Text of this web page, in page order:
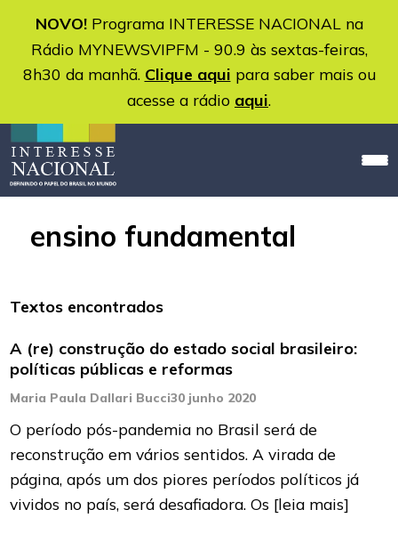
NOVO!Programa INTERESSE NACIONAL na
Rádio MYNEWSVIPFM - 90.9 às sextas-feiras,
8h30 da manhã. Clique aqui para saber mais ou
acesse a rádio aqui.
ensino fundamental
Textos encontrados
A (re) construção do estado social brasileiro:
políticas públicas e reformas
Maria Paula Dallari Bucci30 junho 2020
O período pós-pandemia no Brasil será de
reconstrução em vários sentidos. A virada de
página, após um dos piores períodos políticos já
vividos no país, será desafiadora. Os [leia mais]